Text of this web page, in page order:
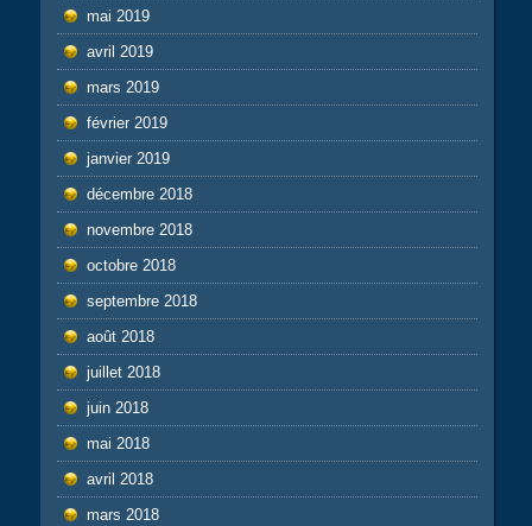
mai 2019
avril 2019
mars 2019
février 2019
janvier 2019
décembre 2018
novembre 2018
octobre 2018
septembre 2018
août 2018
juillet 2018
juin 2018
mai 2018
avril 2018
mars 2018